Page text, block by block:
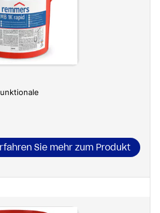
Sie mehr zum Produkt